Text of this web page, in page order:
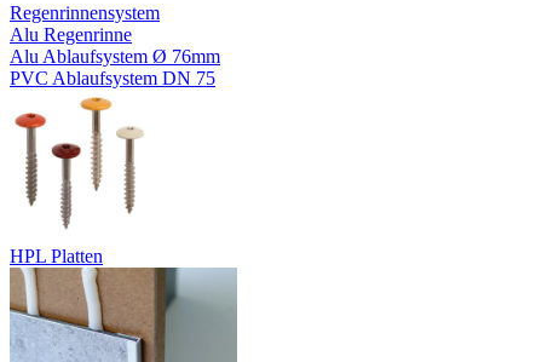
Regenrinnensystem
Alu Regenrinne
Alu Ablaufsystem Ø 76mm
PVC Ablaufsystem DN 75
HPL Platten